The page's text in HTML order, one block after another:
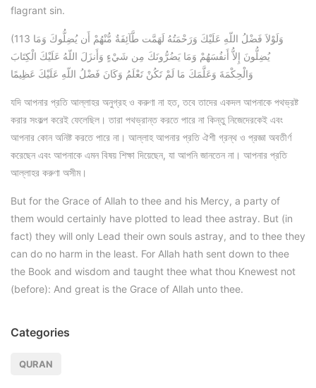
flagrant sin.
(113 وَلَوْلاَ فَضْلُ اللّهِ عَلَيْكَ وَرَحْمَتُهُ لَهَمَّت طَّآئِفَةٌ مُّنْهُمْ أَن يُضِلُّوكَ وَمَا
يُضِلُّونَ إِلاُّ أَنفُسَهُمْ وَمَا يَضُرُّونَكَ مِن شَيْءٍ وَأَنزَلَ اللّهُ عَلَيْكَ الْكِتَابَ
وَالْحِكْمَةَ وَعَلَّمَكَ مَا لَمْ تَكُنْ تَعْلَمُ وَكَانَ فَضْلُ اللّهِ عَلَيْكَ عَظِيمًا
যদি আপনার প্রতি আল্লাহর অনুগ্রহ ও করুণা না হত, তবে তাদের একদল আপনাকে পথভ্রষ্ট
করার সংকল্প করেই ফেলেছিল। তারা পথভ্রান্ত করতে পারে না কিন্তু নিজেদেরকেই এবং
আপনার কোন অনিষ্ট করতে পারে না। আল্লাহ আপনার প্রতি ঐশী গ্রন্থ ও প্রজ্ঞা অবতীর্ণ
করেছেন এবং আপনাকে এমন বিষয় শিক্ষা দিয়েছেন, যা আপনি জানতেন না। আপনার প্রতি
আল্লাহর করুণা অসীম।
But for the Grace of Allah to thee and his Mercy, a party of
them would certainly have plotted to lead thee astray. But (in
fact) they will only Lead their own souls astray, and to thee they
can do no harm in the least. For Allah hath sent down to thee
the Book and wisdom and taught thee what thou Knewest not
(before): And great is the Grace of Allah unto thee.
Categories
QURAN